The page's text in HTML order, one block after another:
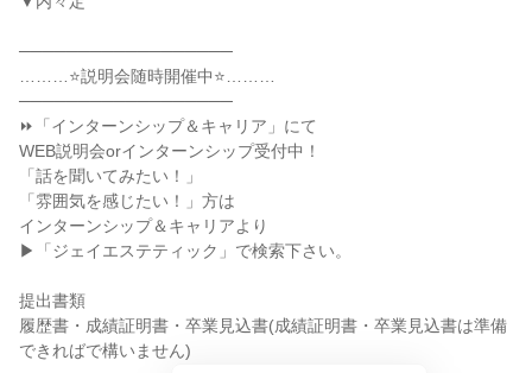
──────────────────
………⭐説明会随時開催中⭐………
──────────────────
⏩「インターンシップ＆キャリア」にて
WEB説明会orインターンシップ受付中！
「話を聞いてみたい！」
「雰囲気を感じたい！」方は
インターンシップ＆キャリアより
▶「ジェイエステティック」で検索下さい。
提出書類
履歴書・成績証明書・卒業見込書(成績証明書・卒業見込書は準備
できればで構いません)